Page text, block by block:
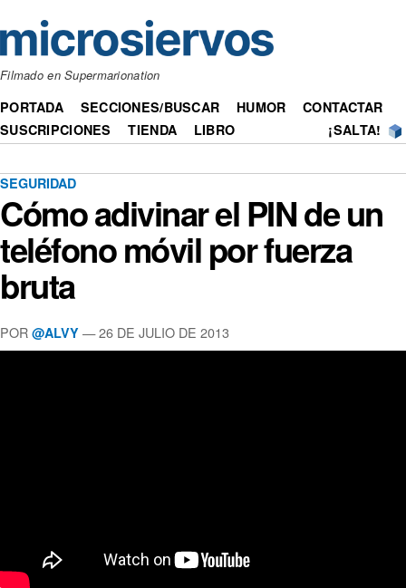
Filmado en Supermarionation
PORTADA SECCIONES/BUSCAR HUMOR
CONTACTAR
SUSCRIPCIONES
TIENDA LIBRO ¡SALTA!
SEGURIDAD
Cómo adivinar el PIN de un
teléfono móvil por fuerza
bruta
POR @ALVY — 26 DE JULIO DE 2013